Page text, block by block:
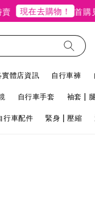
現在去購物！ 首購見
實體店資訊 自行車褲
自行車手套 袖套 |
行車配件 緊身 | 壓縮